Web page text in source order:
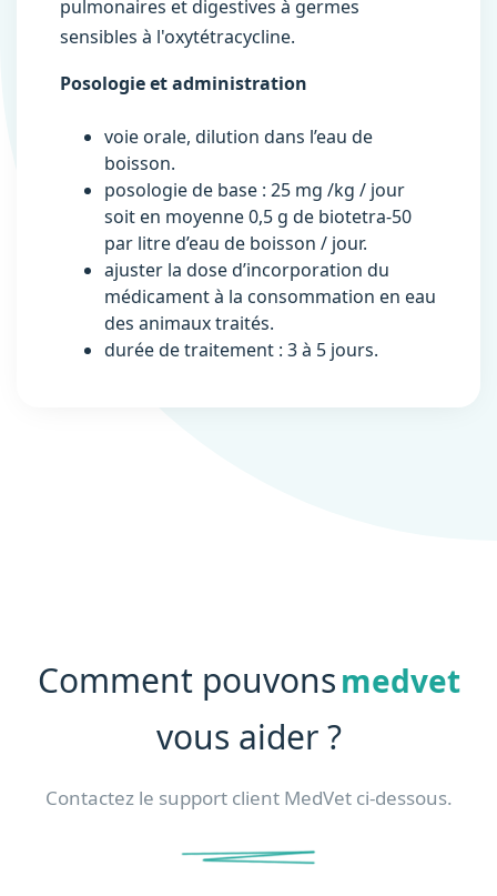
pulmonaires et digestives à germes
sensibles à l'oxytétracycline.
Posologie et administration
voie orale, dilution dans l’eau de
boisson.
posologie de base : 25 mg /kg / jour
soit en moyenne 0,5 g de biotetra-50
par litre d’eau de boisson / jour.
ajuster la dose d’incorporation du
médicament à la consommation en eau
des animaux traités.
durée de traitement : 3 à 5 jours.
Comment pouvonsmedvet
vous aider ?
Contactez le support client MedVet ci-dessous.